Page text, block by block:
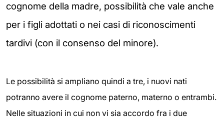
cognome della madre, possibilità che vale anche
per i figli adottati o nei casi di riconoscimenti
tardivi (con il consenso del minore).
Le possibilità si ampliano quindi a tre, i nuovi nati
potranno avere il cognome paterno, materno o entrambi.
Nelle situazioni in cui non vi sia accordo fra i due